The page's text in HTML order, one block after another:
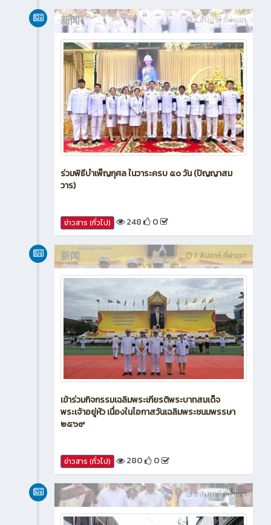
กรกฎาคม 2026
2 สัปดาห์ ที่ผ่านมา
新闻
ร่วมพิธีบำเพ็ญกุศล ในวาระครบ ๕๐ วัน (ปัญญาสม
248 0
新闻
เข้าร่วมกิจกรรมเฉลิมพระเกียรติพระบาทสมเด็จ
พระเจ้าอยู่หัว เนื่องในโอกาสวันเฉลิมพระชนมพรรษา
280 0
2 สัปดาห์ ที่ผ่านมา
新闻